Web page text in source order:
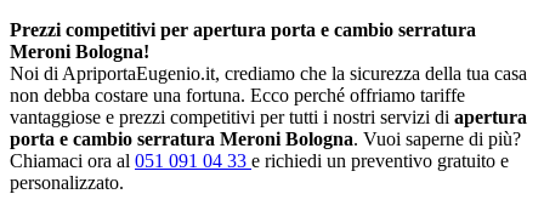
Prezzi competitivi per apertura porta e cambio serratura
Meroni Bologna!
Noi di ApriportaEugenio.it, crediamo che la sicurezza della tua casa
non debba costare una fortuna. Ecco perché offriamo tariffe
vantaggiose e prezzi competitivi per tutti i nostri servizi di apertura
porta e cambio serratura Meroni Bologna. Vuoi saperne di più?
Chiamaci ora al 051 091 04 33 e richiedi un preventivo gratuito e
personalizzato.